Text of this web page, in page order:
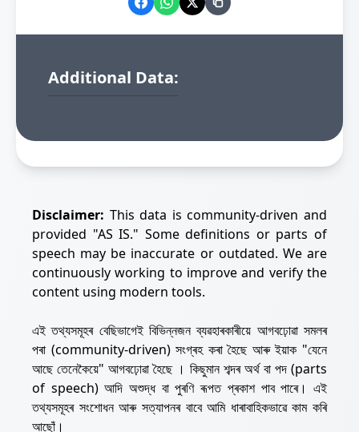
Additional Data:
Disclaimer: This data is community-driven and
provided "AS IS." Some definitions or parts of
speech may be inaccurate or outdated. We are
continuously working to improve and verify the
content using modern tools.
এই তথ্যসমূহৰ বেছিভাগেই বিভিন্নজন ব্যৱহাৰকাৰীয়ে আগবঢ়োৱা সমলৰ
পৰা (community-driven) সংগ্ৰহ কৰা হৈছে আৰু ইয়াক "যেনে
আছে তেনেকৈয়ে" আগবঢ়োৱা হৈছে । কিছুমান শব্দৰ অৰ্থ বা পদ (parts
of speech) আদি অশুদ্ধ বা পুৰণি ৰূপত প্ৰকাশ পাব পাৰে। এই
তথ্যসমূহৰ সংশোধন আৰু সত্যাপনৰ বাবে আমি ধাৰাবাহিকভাৱে কাম কৰি
আছোঁ।